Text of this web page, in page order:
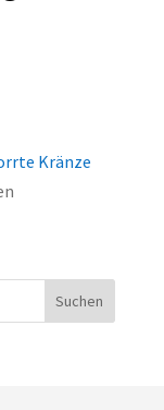
Kränze
Suchen